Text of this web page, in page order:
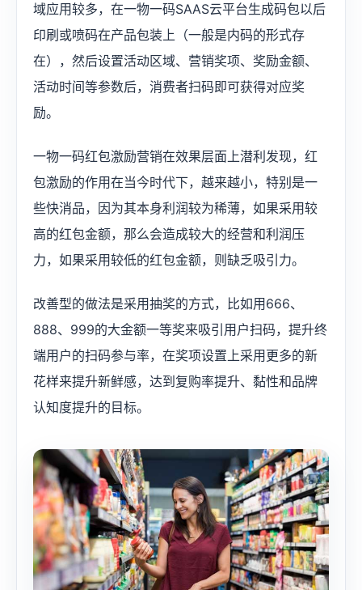
域应用较多，在一物一码SAAS云平台生成码包以后
印刷或喷码在产品包装上（一般是内码的形式存
在），然后设置活动区域、营销奖项、奖励金额、
活动时间等参数后，消费者扫码即可获得对应奖
励。
一物一码红包激励营销在效果层面上潜利发现，红
包激励的作用在当今时代下，越来越小，特别是一
些快消品，因为其本身利润较为稀薄，如果采用较
高的红包金额，那么会造成较大的经营和利润压
力，如果采用较低的红包金额，则缺乏吸引力。
改善型的做法是采用抽奖的方式，比如用666、
888、999的大金额一等奖来吸引用户扫码，提升终
端用户的扫码参与率，在奖项设置上采用更多的新
花样来提升新鲜感，达到复购率提升、黏性和品牌
认知度提升的目标。